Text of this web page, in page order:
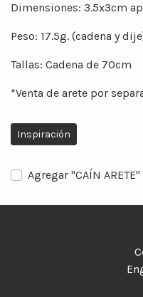
Dimensiones: 3.5x3cm
Peso: 17.5g. (cadena y
Tallas: Cadena de 70cm
*Venta de arete por
Inspiración
Agregar "CAÍN